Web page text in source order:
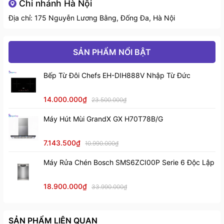
trong quá trình sử dụng.
Chất liệu bền bỉ và cứng chắc
2. Một số đặc điểm nổi bật
- Lớp đệm cao su dưới chậu bếp giúp giảm tiếng ồn
hiệu quả khi sử dụng, mang lại không gian yên tĩnh, dễ
hành
Siphon: 03 năm
Chi nhánh Hà Nội
Địa chỉ: 175 Nguyễn Lương Bằng, Đống Đa, Hà Nội
SẢN PHẨM NỔI BẬT
Bếp Từ Đôi Chefs EH-DIH888V Nhập Từ Đức
14.000.000₫ 23.500.000₫
Máy Hút Mùi GrandX GX H70T78B/G
7.143.500₫ 10.990.000₫
Máy Rửa Chén Bosch SMS6ZCI00P Serie 6 Độc Lập
18.900.000₫ 33.990.000₫
SẢN PHẨM LIÊN QUAN